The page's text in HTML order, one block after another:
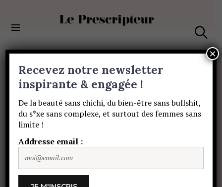
Le Prescripteur
e
a
PORTRAITS
WilliamLebghil
dansYves:«Je
sortaismontexte
devantunfrigo»
Recevez notre newsletter
inspirante & engagée !
De la beauté sans chichi, du bien-être sans bullshit,
du s*xe sans complexe, et surtout des femmes sans
limite !
Addresse email :
×